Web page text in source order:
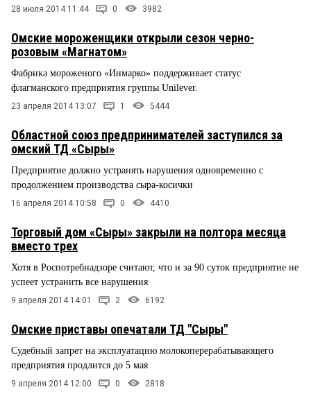
28 июля 2014 11:44 0 3982
Омские мороженщики открыли сезон черно-
розовым «Магнатом»
Фабрика мороженого «Инмарко» поддерживает статус
флагманского предприятия группы Unilever.
23 апреля 2014 13:07 1 5444
Областной союз предпринимателей заступился за
омский ТД «Сыры»
Предприятие должно устранять нарушения одновременно с
продолжением производства сыра-косички
16 апреля 2014 10:58 0 4410
Торговый дом «Сыры» закрыли на полтора месяца
вместо трех
Хотя в Роспотребнадзоре считают, что и за 90 суток предприятие не
успеет устранить все нарушения
9 апреля 2014 14:01 2 6192
Омские приставы опечатали ТД "Сыры"
Судебный запрет на эксплуатацию молокоперерабатывающего
предприятия продлится до 5 мая
9 апреля 2014 12:00 0 2818